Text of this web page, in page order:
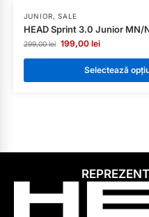
JUNIOR,SALE
HEAD Sprint 3.0 Junior MN/
299,00lei 199,00 lei
Selectează